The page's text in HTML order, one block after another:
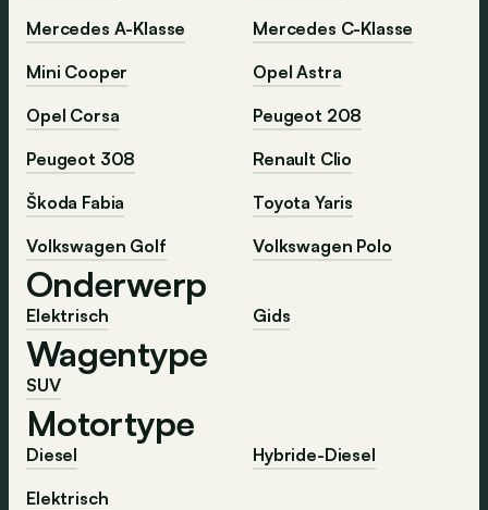
Mercedes A-Klasse
Mercedes C-Klasse
Mini Cooper
Opel Astra
Opel Corsa
Peugeot 208
Peugeot 308
Renault Clio
Škoda Fabia
Toyota Yaris
Volkswagen Golf
Volkswagen Polo
Onderwerp
Elektrisch Gids
Wagentype
SUV
Motortype
Diesel
Hybride-Diesel
Elektrisch